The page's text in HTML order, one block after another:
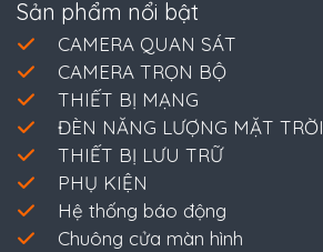
Sản phẩm nổi bật
CAMERA QUAN SÁT
CAMERA TRỌN BỘ
THIẾT BỊ MẠNG
ĐÈN NĂNG LƯỢNG MẶT TRỜI
THIẾT BỊ LƯU TRỮ
PHỤ KIỆN
Hệ thống báo động
Chuông cửa màn hình